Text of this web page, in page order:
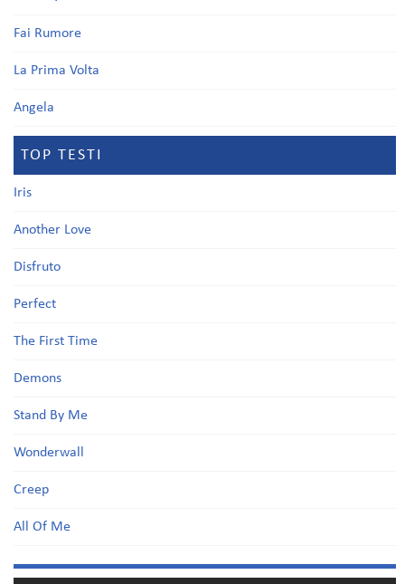
Fai Rumore
La Prima Volta
Angela
TOP TESTI
Iris
Another Love
Disfruto
Perfect
The First Time
Demons
Stand By Me
Wonderwall
Creep
All Of Me